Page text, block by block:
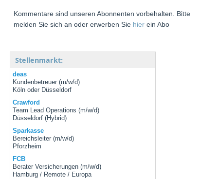
Kommentare sind unseren Abonnenten vorbehalten. Bitte
melden Sie sich an oder erwerben Sie hier ein Abo
Stellenmarkt:
deas
Kundenbetreuer (m/w/d)
Köln oder Düsseldorf
Crawford
Team Lead Operations (m/w/d)
Düsseldorf (Hybrid)
Sparkasse
Bereichsleiter (m/w/d)
Pforzheim
FCB
Berater Versicherungen (m/w/d)
Hamburg / Remote / Europa